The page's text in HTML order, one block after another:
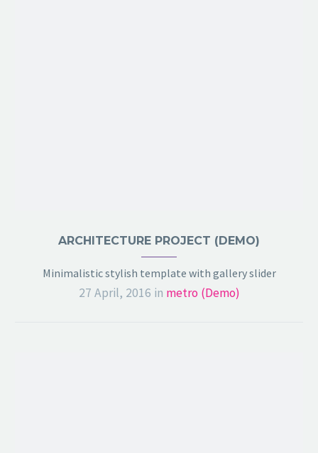
ARCHITECTURE PROJECT (DEMO)
Minimalistic stylish template with gallery slider
27 April, 2016 in metro (Demo)